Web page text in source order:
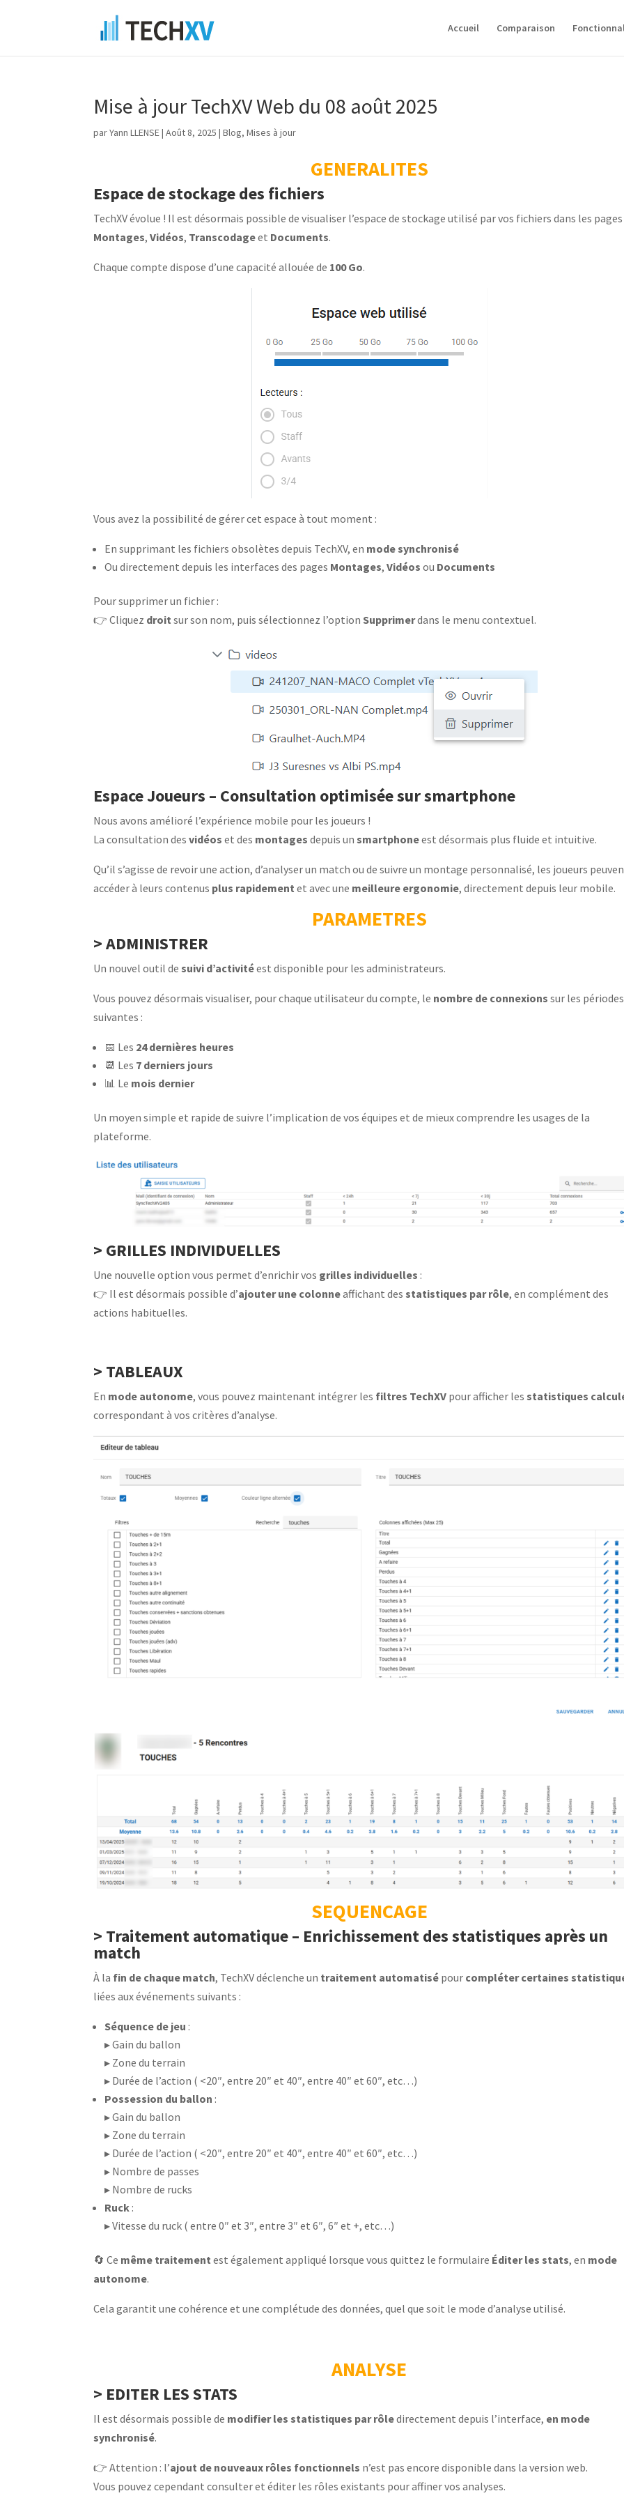
Accueil Comparaison
Mise à jour TechXV Web du 08 août 2025
parYann LLENSE|Août 8, 2025 |Blog,Mises à jour
GENERALITES
Espace de stockage des fichiers
TechXV évolue ! Il est désormais possible de visualiser l’espace de stockage utilisé par vos fichiers dans les pages
Montages,Vidéos, Transcodageet Documents.
Chaque compte dispose d’une capacité allouée de 100 Go.
Vous avez la possibilité de gérer cet espace à tout moment :
En supprimant les fichiers obsolètes depuis TechXV, en mode synchronisé
Ou directement depuis les interfaces des pages Montages,Vidéos ou Documents
Pour supprimer un fichier :
👉 Cliquez droit sur son nom, puis sélectionnez l’option Supprimerdans le menu contextuel.
Espace Joueurs – Consultation optimisée sur smartphone
Nous avons amélioré l’expérience mobile pour les joueurs !
La consultation desvidéos et des montages depuis unsmartphoneest désormais plus fluide et intuitive.
Qu’il s’agisse de revoir une action, d’analyser un match ou de suivre un montage personnalisé, les joueurs
accéder à leurs contenus plus rapidement et avec une meilleure ergonomie, directement depuis leur mobile.
PARAMETRES
> ADMINISTRER
Un nouvel outil desuivi d’activitéest disponible pour les administrateurs.
Vous pouvez désormais visualiser, pour chaque utilisateur du compte, le nombre de connexions sur les périodes
suivantes :
📅 Les 24 dernières heures
📆 Les 7 derniers jours
📊 Le mois dernier
Un moyen simple et rapide de suivre l’implication de vos équipes et de mieux comprendre les usages de la
plateforme.
> GRILLES INDIVIDUELLES
Une nouvelle option vous permet d’enrichir vos grilles individuelles :
👉 Il est désormais possible d’ajouter une colonneaffichant desstatistiques par rôle, en complément des
actions habituelles.
> TABLEAUX
En mode autonome, vous pouvez maintenant intégrer les filtres TechXV pour afficher lesstatistiques
correspondant à vos critères d’analyse.
SEQUENCAGE
> Traitement automatique – Enrichissement des statistiques après un
match
À la fin de chaque match, TechXV déclenche un traitement automatisé pour compléter certaines
liées aux événements suivants :
Séquence de jeu :
▸ Gain du ballon
▸ Zone du terrain
▸ Durée de l’action ( <20″, entre 20″ et 40″, entre 40″ et 60″, etc…)
Possession du ballon :
▸ Gain du ballon
▸ Zone du terrain
▸ Durée de l’action ( <20″, entre 20″ et 40″, entre 40″ et 60″, etc…)
▸ Nombre de passes
▸ Nombre de rucks
Ruck :
▸ Vitesse du ruck ( entre 0″ et 3″, entre 3″ et 6″, 6″ et +, etc…)
🔄 Ce même traitement est également appliqué lorsque vous quittez le formulaire Éditer les stats, en mode
autonome.
Cela garantit une cohérence et une complétude des données, quel que soit le mode d’analyse utilisé.
ANALYSE
> EDITER LES STATS
Il est désormais possible de modifier les statistiques par rôledirectement depuis l’interface, en mode
synchronisé.
👉 Attention : l’ajout de nouveaux rôles fonctionnels n’est pas encore disponible dans la version web.
Vous pouvez cependant consulter et éditer les rôles existants pour affiner vos analyses.